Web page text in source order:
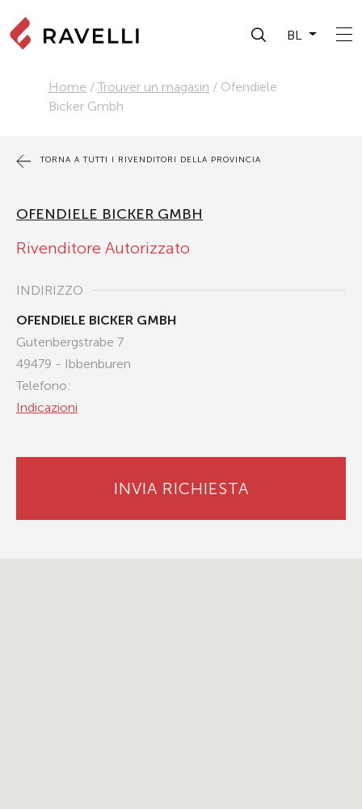
BL
Home / Trouver un magasin / Ofendiele
Bicker Gmbh
TORNA A TUTTI I RIVENDITORI DELLA PROVINCIA
OFENDIELE BICKER GMBH
Rivenditore Autorizzato
INDIRIZZO
OFENDIELE BICKER GMBH
Gutenbergstrabe 7
49479 - Ibbenburen
Telefono:
Indicazioni
INVIA RICHIESTA